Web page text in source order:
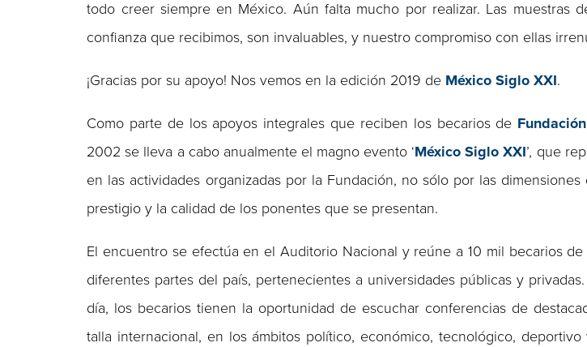
todo creer siempre en México. Aún falta mucho por realizar. Las muestras
confianza que recibimos, son invaluables, y nuestro compromiso con ellas
¡Gracias por su apoyo! Nos vemos en la edición 2019 de México Siglo XXI.
Como parte de los apoyos integrales que reciben los becarios de
2002 se lleva a cabo anualmente el magno evento ‘México Siglo XXI’, que
en las actividades organizadas por la Fundación, no sólo por las
prestigio y la calidad de los ponentes que se presentan.
El encuentro se efectúa en el Auditorio Nacional y reúne a 10 mil becarios
diferentes partes del país, pertenecientes a universidades públicas y
día, los becarios tienen la oportunidad de escuchar conferencias de
talla internacional, en los ámbitos político, económico, tecnológico,